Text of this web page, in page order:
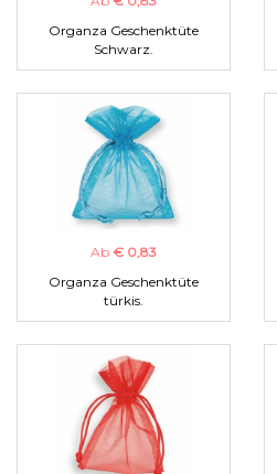
Organza Geschenktüte
Schwarz.
Ab € 0,83
Organza Geschenktüte
türkis.